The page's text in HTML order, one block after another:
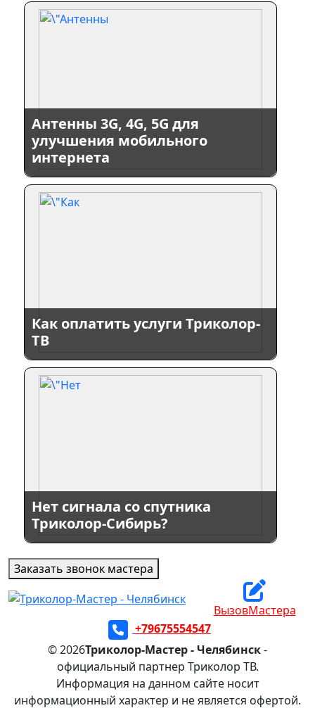
Антенны 3G, 4G, 5G для
улучшения мобильного
интернета
Как оплатить услуги Триколор-
ТВ
Нет сигнала со спутника
Триколор-Сибирь?
Заказать звонок мастера
ВызовМастера
+79675554547
© 2026Триколор-Мастер - Челябинск-
официальный партнер Триколор ТВ.
Информация на данном сайте носит
информационный характер и не является офертой.